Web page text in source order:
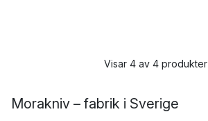
Visar 4 av 4 produkter
Morakniv – fabrik i Sverige